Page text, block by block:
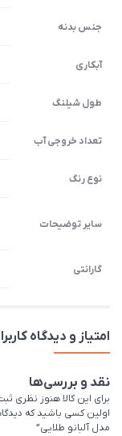
جنس بدنه
آبکاری
طول شیلنگ
تعداد خروجی آب
نوع رنگ
سایر توضیحات
گارانتی
امتیاز و دیدگاه
نقد و بررسی‌ها
برای این کالا هنوز نظری
اولین کسی باشید که
مدل آلبانو طلایی”